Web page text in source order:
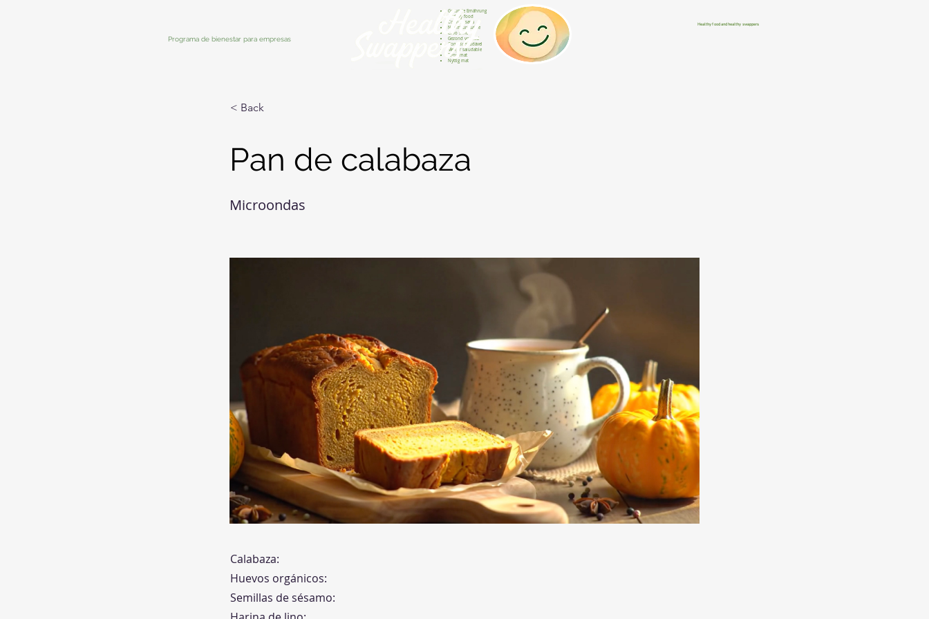
Programa de bienestar para empresas
Gesunde Ernährung
Healthy food
Comida sana
Nourriture saine
Cibo sano
Gezond voedsel
Comida saudável
Menjar saludable
Sunn mat
Nyttig mat
Healthy food and healthy swappers
< Back
Pan de calabaza
Microondas
Calabaza:
Huevos orgánicos:
Semillas de sésamo: